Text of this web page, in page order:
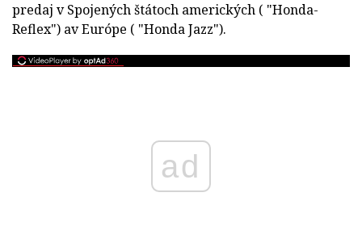
predaj v Spojených štátoch amerických ( "Honda-
Reflex") av Európe ( "Honda Jazz").
ad